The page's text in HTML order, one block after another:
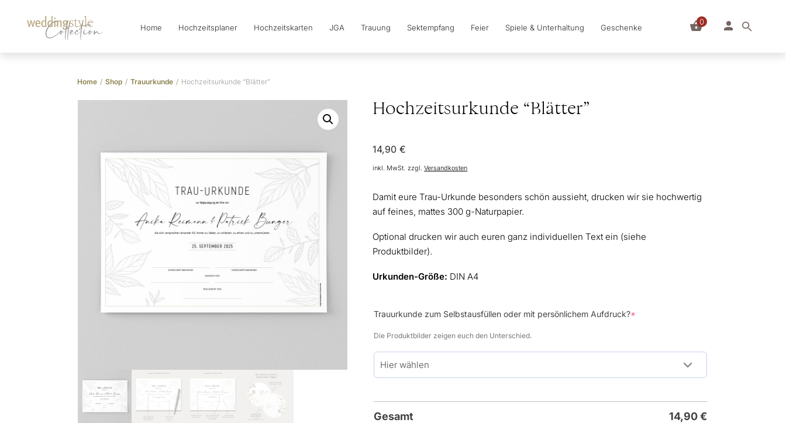
Collection Home Hochzeitsplaner Hochzeitskarten JGA Trauung Sektempfang Feier Spiele & Unterhaltung Geschenke
0
Home / Shop / Trauurkunde / Hochzeitsurkunde “Blätter”
Hochzeitsurkunde “Blätter”
14,90€
inkl. MwSt. zzgl.Versandkosten
Damit eure Trau-Urkunde besonders schön aussieht, drucken wir sie hochwertig
auf feines, mattes 300 g-Naturpapier.
Optional drucken wir auch euren ganz individuellen Text ein (siehe
Produktbilder).
Urkunden-Größe: DIN A4
Trauurkunde zum Selbstausfüllen oder mit persönlichem Aufdruck?*
Die Produktbilder zeigen euch den Unterschied.
Gesamt 14,90€